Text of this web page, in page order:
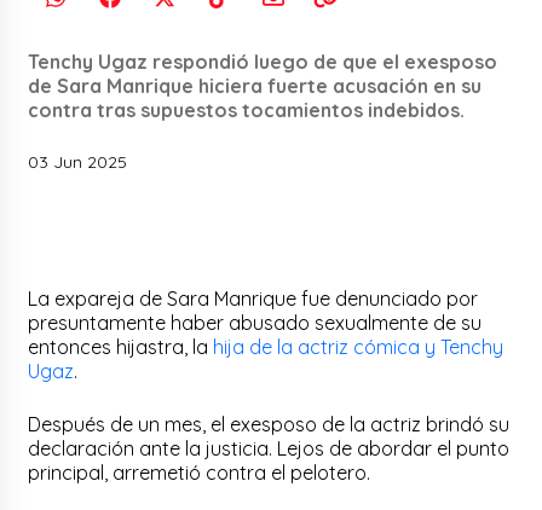
Tenchy Ugaz respondió luego de que el exesposo
de Sara Manrique hiciera fuerte acusación en su
contra tras supuestos tocamientos indebidos.
03 Jun 2025
La expareja de Sara Manrique fue denunciado por
presuntamente haber abusado sexualmente de su
entonces hijastra, la hija de la actriz cómica y Tenchy
Ugaz.
Después de un mes, el exesposo de la actriz brindó su
declaración ante la justicia. Lejos de abordar el punto
principal, arremetió contra el pelotero.